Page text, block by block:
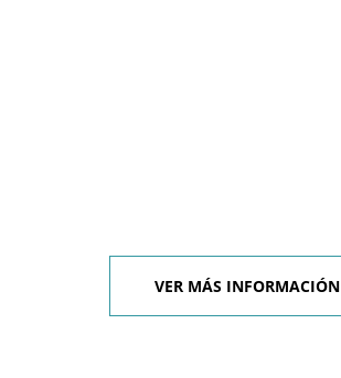
VER MÁS INFORMACIÓN